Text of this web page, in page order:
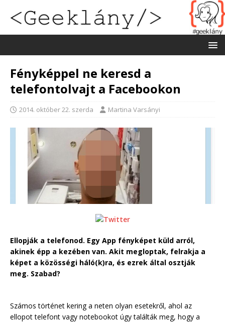
Fényképpel ne keresd a
telefontolvajt a Facebookon
2014. október 22. szerda Martina Varsányi
Ellopják a telefonod. Egy App fényképet küld arról,
akinek épp a kezében van. Akit megloptak, felrakja a
képet a közösségi háló(k)ra, és ezrek által osztják
meg. Szabad?
Számos történet kering a neten olyan esetekről, ahol az
ellopot telefont vagy notebookot úgy találták meg, hogy a